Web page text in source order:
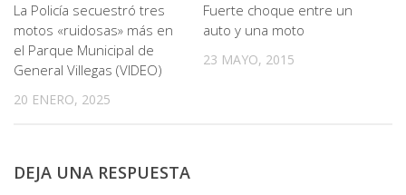
La Policía secuestró tres
motos «ruidosas» más en
el Parque Municipal de
General Villegas (VIDEO)
20 ENERO, 2025
Fuerte choque entre un
auto y una moto
23 MAYO, 2015
DEJA UNA RESPUESTA